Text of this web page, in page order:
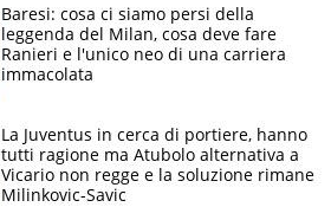
Baresi: cosa ci siamo persi della
leggenda del Milan, cosa deve fare
Ranieri e l'unico neo di una carriera
immacolata
La Juventus in cerca di portiere, hanno
tutti ragione ma Atubolo alternativa a
Vicario non regge e la soluzione rimane
Milinkovic-Savic